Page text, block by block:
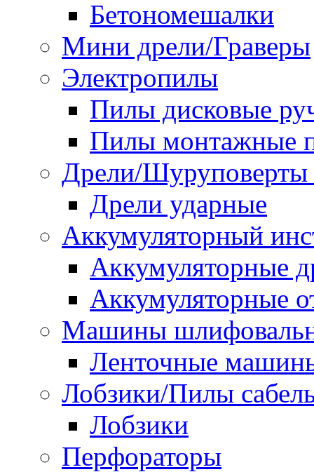
Бетономешалки
Мини дрели/Граверы
Электропилы
Пилы дисковые
Пилы монтажные
Дрели/Шуруповерты
Дрели ударные
Аккумуляторный
Аккумуляторные
Аккумуляторные
Машины
Ленточные
Лобзики/Пилы
Лобзики
Перфораторы